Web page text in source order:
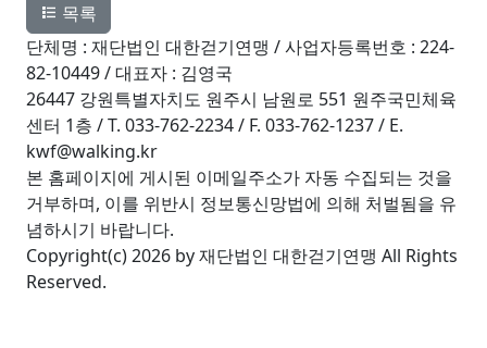
목록
단체명 : 재단법인 대한걷기연맹 / 사업자등록번호 : 224-
82-10449 / 대표자 : 김영국
26447 강원특별자치도 원주시 남원로 551 원주국민체육
센터 1층 / T. 033-762-2234 / F. 033-762-1237 / E.
kwf@walking.kr
본 홈페이지에 게시된 이메일주소가 자동 수집되는 것을
거부하며, 이를 위반시 정보통신망법에 의해 처벌됨을 유
념하시기 바랍니다.
Copyright(c) 2026 by 재단법인 대한걷기연맹 All Rights
Reserved.